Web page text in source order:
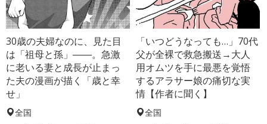
30歳の夫婦なのに、見た目
は「祖母と孫」――。急激
に老いる妻と成長が止まっ
た夫の漫画が描く「歳と幸
せ」
全国
「いつどうなっても…」70代
父が全裸で救急搬送→大人
用オムツを手に最悪を覚悟
するアラサー娘の痛切な実
情【作者に聞く】
全国